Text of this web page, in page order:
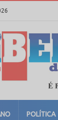
POLÍTICA